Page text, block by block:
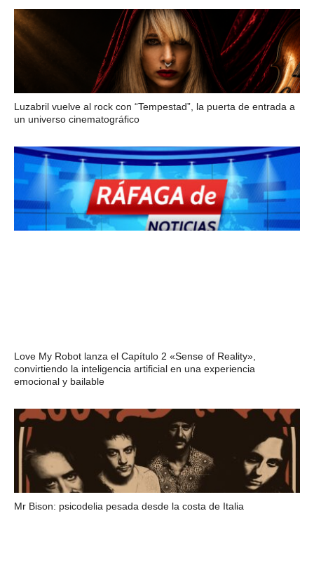
Luzabril vuelve al rock con “Tempestad”, la puerta de entrada a
un universo cinematográfico
Love My Robot lanza el Capítulo 2 «Sense of Reality»,
convirtiendo la inteligencia artificial en una experiencia
emocional y bailable
Mr Bison: psicodelia pesada desde la costa de Italia